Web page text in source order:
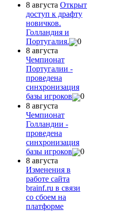
8 августа Открыт
доступ к драфту
новичков.
Голландия и
Португалия.
0
8 августа
Чемпионат
Португалии -
проведена
синхронизация
базы игроков
0
8 августа
Чемпионат
Голландии -
проведена
синхронизация
базы игроков
0
8 августа
Изменения в
работе сайта
brainf.ru в связи
со сбоем на
платформе